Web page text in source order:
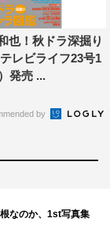
載SP
也！秋ドラ深掘り
レビライフ23号1
発売 ...
by
なのか、1st写真集